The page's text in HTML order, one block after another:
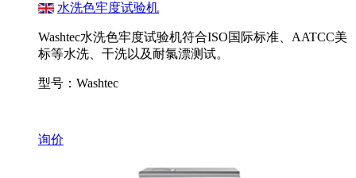
水洗色牢度试验机
Washtec水洗色牢度试验机符合ISO国际标准、AATCC美
标等水洗、干洗以及耐氯漂测试。
型号：Washtec
询价